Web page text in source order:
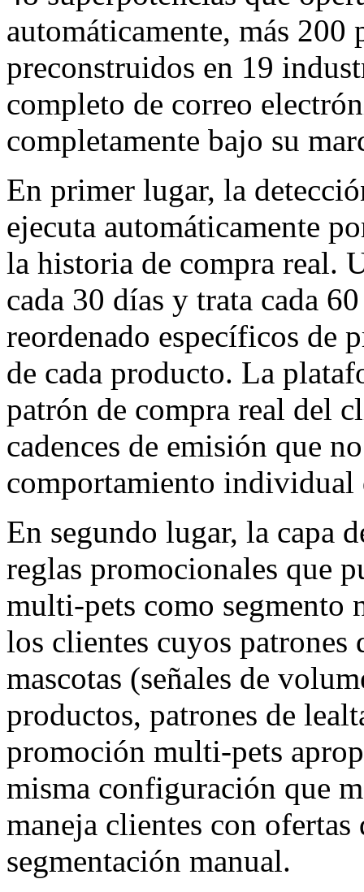
automáticamente, más 200
preconstruidos en 19
completo de correo
completamente bajo su
En primer lugar, la
ejecuta automáticamente
la historia de compra real.
cada 30 días y trata cada
reordenado específicos de
de cada producto. La
patrón de compra real del
cadences de emisión que
comportamiento individual
En segundo lugar, la capa
reglas promocionales que
multi-pets como
los clientes cuyos
mascotas (señales de
productos, patrones de
promoción multi-pets
misma configuración que
maneja clientes con
segmentación manual.